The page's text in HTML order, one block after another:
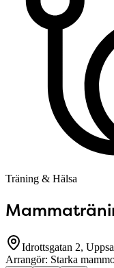
Träning & Hälsa
Idrottsgatan 2,
Arrangör: Starka